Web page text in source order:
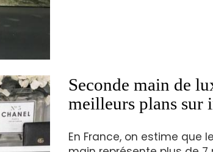
Seconde main de
meilleurs plans sur
En France, on estime que